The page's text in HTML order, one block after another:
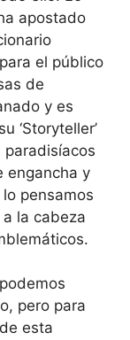
apostado
el público
de
y es
‘Storyteller’
paradisíacos
engancha y
pensamos
la cabeza
pero para
esta